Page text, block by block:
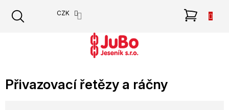
obsah
CZK
Přivazovací řetězy a ráčny